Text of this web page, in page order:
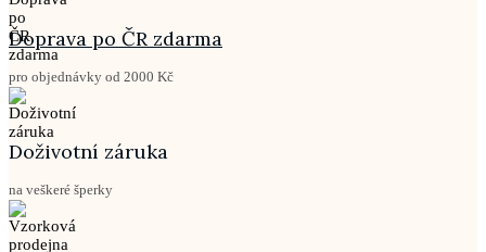
Doprava po ČR zdarma
pro objednávky od 2000 Kč
Doživotní záruka
na veškeré šperky